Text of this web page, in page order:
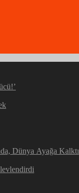
Dünya Ayağa Kalktı